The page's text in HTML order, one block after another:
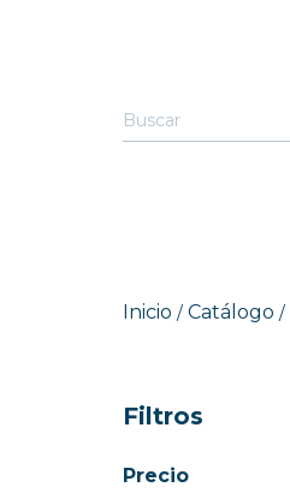
Inicio / Catálogo /
Filtros
Precio